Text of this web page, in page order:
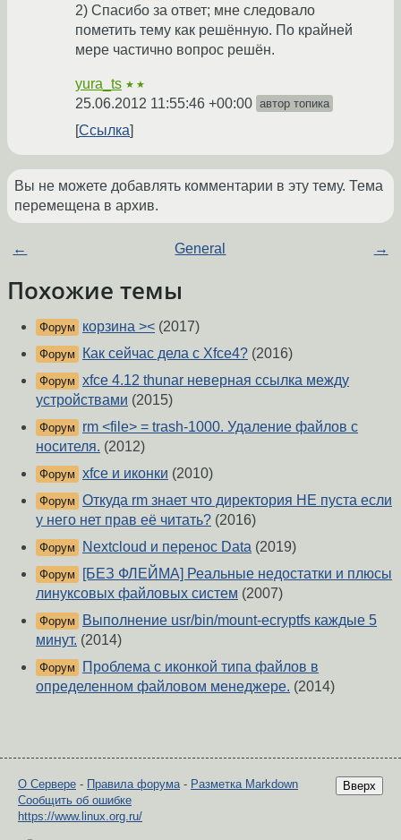
2) Спасибо за ответ; мне следовало
пометить тему как решённую. По крайней
мере частично вопрос решён.
yura_ts ★★
25.06.2012 11:55:46 +00:00 автор топика
Ссылка
Вы не можете добавлять комментарии в эту тему. Тема
перемещена в архив.
← General →
Похожие темы
Форум корзина >< (2017)
Форум Как сейчас дела с Xfce4? (2016)
Форум xfce 4.12 thunar неверная ссылка между
устройствами (2015)
Форум
rm <file> = trash-1000. Удаление файлов с
носителя. (2012)
Форум xfce и иконки (2010)
Форум Откуда rm знает что директория НЕ пуста если
у него нет прав её читать? (2016)
Форум Nextcloud и перенос Data (2019)
Форум
[БЕЗ ФЛЕЙМА] Реальные недостатки и плюсы
линуксовых файловых систем (2007)
Форум
Выполнение usr/bin/mount-ecryptfs каждые 5
минут. (2014)
Форум
Проблема с иконкой типа файлов в
определенном файловом менеджере. (2014)
Вверх
О Сервере - Правила форума- Разметка Markdown
Сообщить об ошибке
https://www.linux.org.ru/